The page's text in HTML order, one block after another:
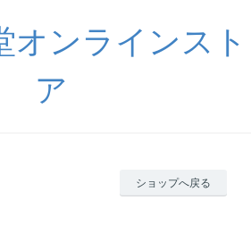
オンラインスト
ア
ショップへ戻る